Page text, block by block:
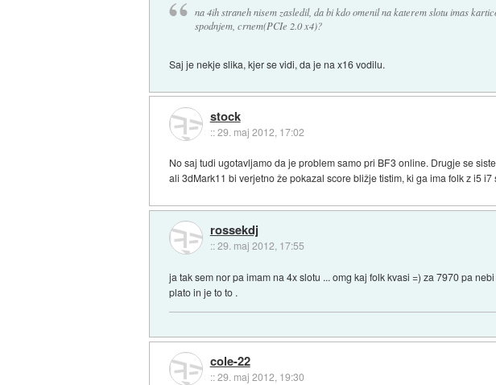
na 4ih straneh nisem zasledil, da bi kdo omenil na katerem slotu imas
spodnjem, crnem(PCIe 2.0 x4)?
Saj je nekje slika, kjer se vidi, da je na x16 vodilu.
stock
::29. maj 2012, 17:02
No saj tudi ugotavljamo da je problem samo pri BF3 online. Drugje se
ali 3dMark11 bi verjetno že pokazal score bližje tistim, ki ga ima folk z i5 i7
rossekdj
::29. maj 2012, 17:55
ja tak sem nor pa imam na 4x slotu ... omg kaj folk kvasi =) za 7970 pa
plato in je to to .
cole-22
::29. maj 2012, 19:30